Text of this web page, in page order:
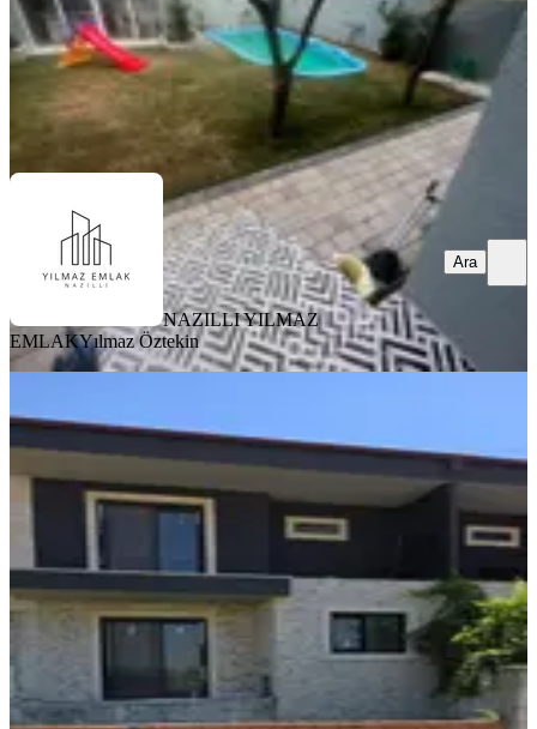
NAZILLI YILMAZ EMLAK Yılmaz Öztekin
NAZILLI YILMAZ
EMLAKYılmaz Öztekin
Ara
M², Satılık Natamam Villa
Nazilli, İstiklal Mahallesi
4+1·200 m² 14.07.2026
REMAX COOLGünay Karakaya
Ara